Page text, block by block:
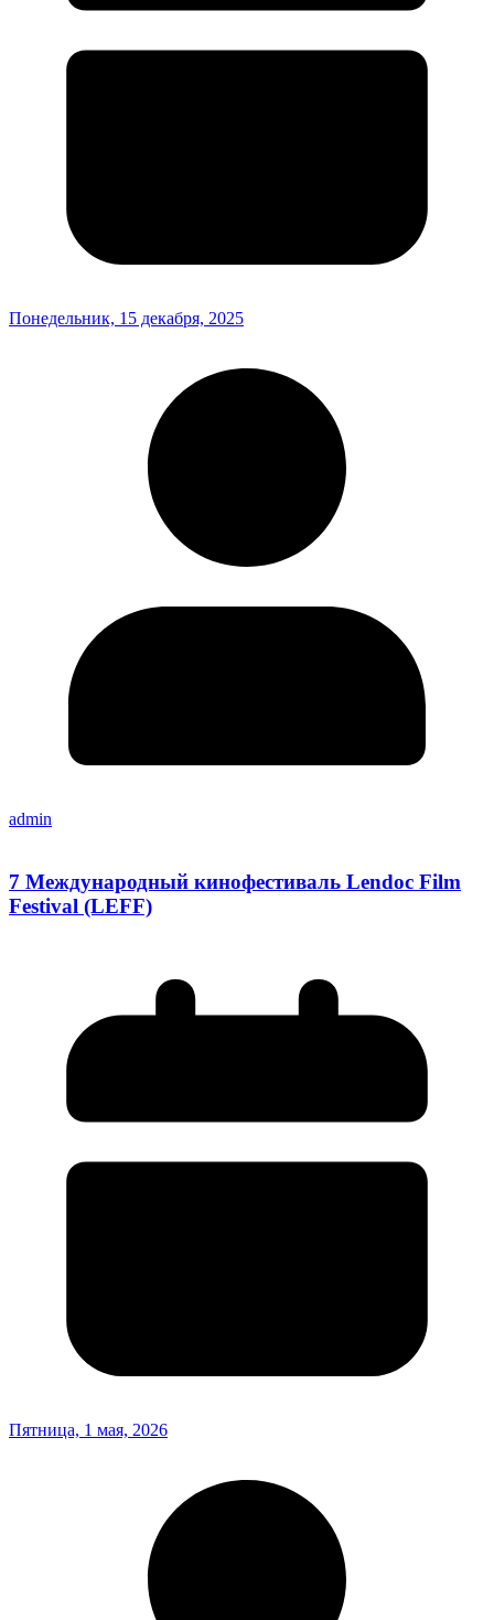
Понедельник, 15 декабря, 2025
admin
7 Международный кинофестиваль Lendoc Film
Festival (LEFF)
Пятница, 1 мая, 2026